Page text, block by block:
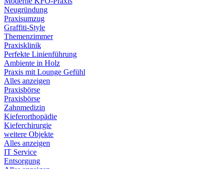
Neugründung
Praxisumzug
Graffiti-Style
Themenzimmer
Praxisklinik
Perfekte Linienführung
Ambiente in Holz
Praxis mit Lounge Gefühl
Alles anzeigen
Praxisbörse
Praxisbörse
Zahnmedizin
Kieferorthopädie
Kieferchirurgie
weitere Objekte
Alles anzeigen
IT Service
Entsorgung